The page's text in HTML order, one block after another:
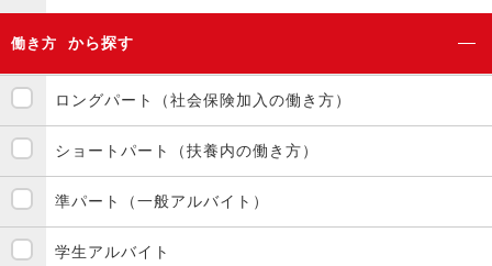
働き方 から探す
ロングパート（社会保険加入の働き方）
ショートパート（扶養内の働き方）
準パート（一般アルバイト）
学生アルバイト